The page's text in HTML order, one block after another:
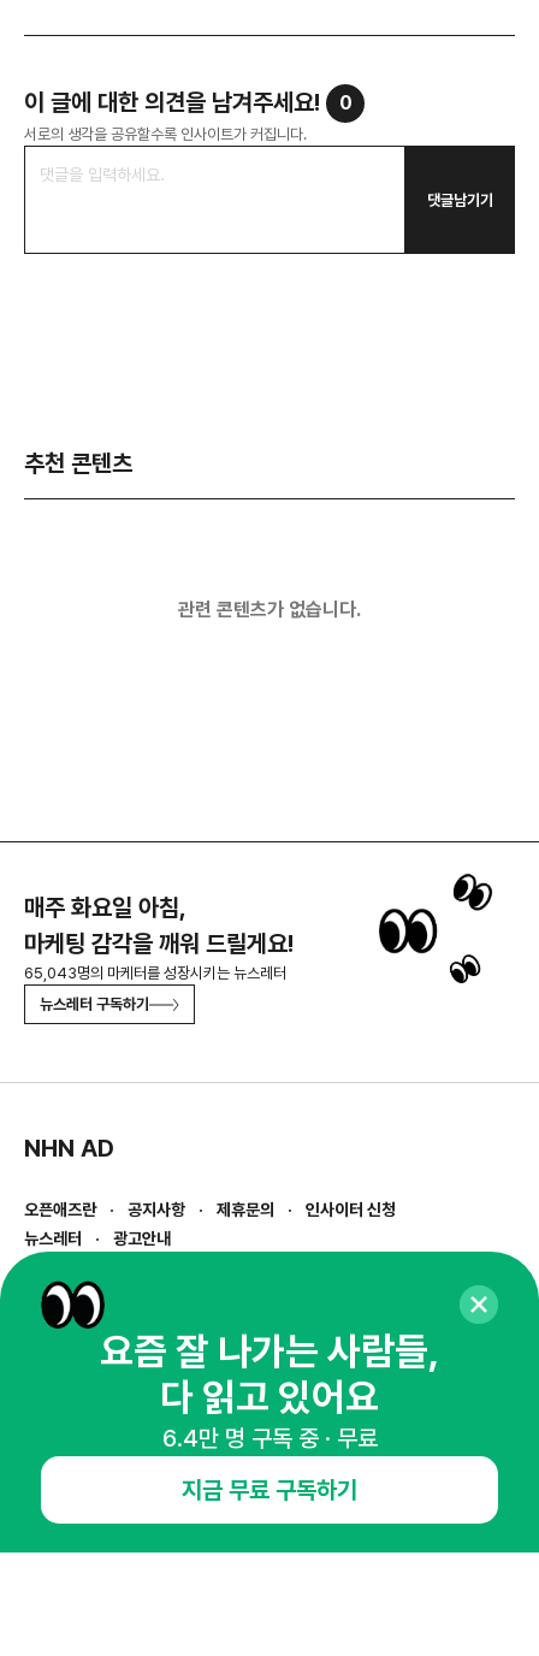
이 글에 대한 의견을 남겨주세요! 0
서로의 생각을 공유할수록 인사이트가 커집니다.
댓글남기기
추천 콘텐츠
관련 콘텐츠가 없습니다.
매주 화요일 아침,
마케팅 감각을 깨워 드릴게요!
65,043명의 마케터를 성장시키는 뉴스레터
뉴스레터 구독하기
NHN AD
오픈애즈란 공지사항 제휴문의
인사이터 신청
뉴스레터
광고안내
경기도 성남시 분당구 대왕판교로645번길 16
사업자등록번호 : 144-81-27690(
통신판매업신고번호 : 2014-경기성남-1023
호스팅서비스사업자 : 오픈애즈
1800-2198
openads@openads.co.kr
이용약관
instagramthreadkakaotalk
요즘 잘 나가는 사람들,
다 읽고 있어요
6.4만 명 구독 중 · 무료
지금 무료 구독하기